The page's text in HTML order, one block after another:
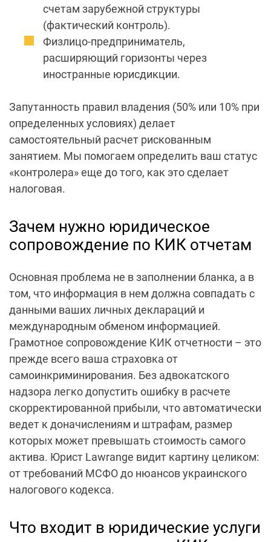
счетам зарубежной структуры
(фактический контроль).
Физлицо-предприниматель,
расширяющий горизонты через
иностранные юрисдикции.
Запутанность правил владения (50% или 10% при
определенных условиях) делает
самостоятельный расчет рискованным
занятием. Мы помогаем определить ваш статус
«контролера» еще до того, как это сделает
налоговая.
Зачем нужно юридическое
сопровождение по КИК отчетам
Основная проблема не в заполнении бланка, а в
том, что информация в нем должна совпадать с
данными ваших личных деклараций и
международным обменом информацией.
Грамотное сопровождение КИК отчетности – это
прежде всего ваша страховка от
самоинкриминирования. Без адвокатского
надзора легко допустить ошибку в расчете
скорректированной прибыли, что автоматически
ведет к доначислениям и штрафам, размер
которых может превышать стоимость самого
актива. Юрист Lawrange видит картину целиком:
от требований МСФО до нюансов украинского
налогового кодекса.
Что входит в юридические услуги